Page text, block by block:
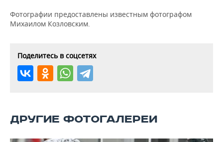
ВОДНЫЕ ВИДЫ СПОРТА
ОБРАЗОВАНИЕ
Фотографии предоставлены известным фотографом
Михаилом Козловским.
Поделитесь в соцсетях
ДРУГИЕ ФОТОГАЛЕРЕИ